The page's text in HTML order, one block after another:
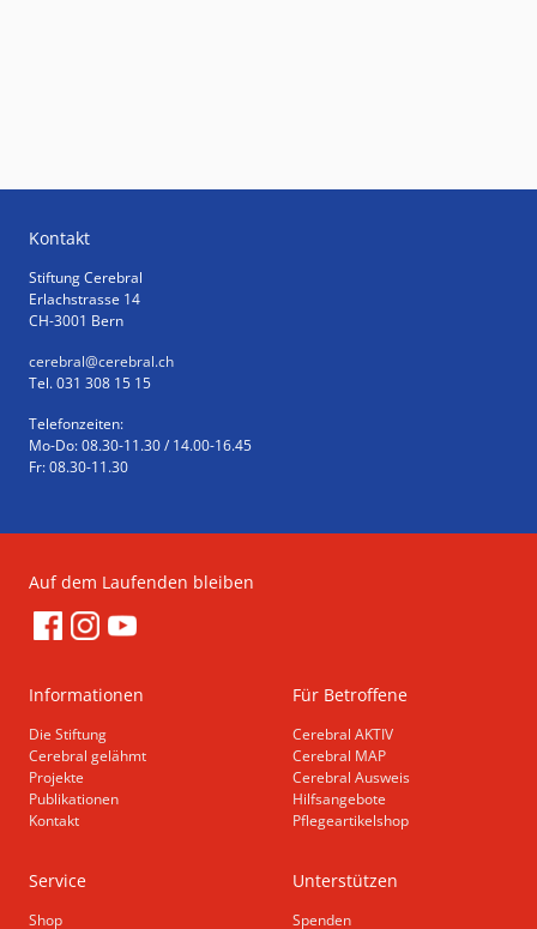
Kontakt
Stiftung Cerebral
Erlachstrasse 14
CH-3001 Bern
cerebral@cerebral.ch
Tel. 031 308 15 15
Telefonzeiten:
Mo-Do: 08.30-11.30 / 14.00-16.45
Fr: 08.30-11.30
Auf dem Laufenden bleiben
Informationen
Die Stiftung
Cerebral gelähmt
Projekte
Publikationen
Kontakt
Für Betroffene
Cerebral AKTIV
Cerebral MAP
Cerebral Ausweis
Hilfsangebote
Pflegeartikelshop
Service
Shop
Unterstützen
Spenden